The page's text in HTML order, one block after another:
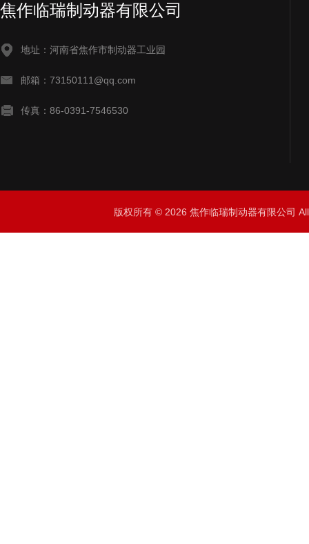
焦作临瑞制动器有限公司
地址：河南省焦作市制动器工业园
邮箱：73150111@qq.com
传真：86-0391-7546530
版权所有 © 2026 焦作临瑞制动器有限公